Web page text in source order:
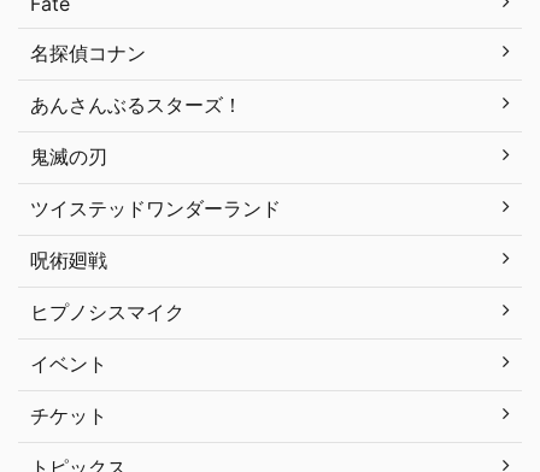
名探偵コナン
あんさんぶるスターズ！
鬼滅の刃
ツイステッドワンダーランド
呪術廻戦
ヒプノシスマイク
イベント
チケット
トピックス